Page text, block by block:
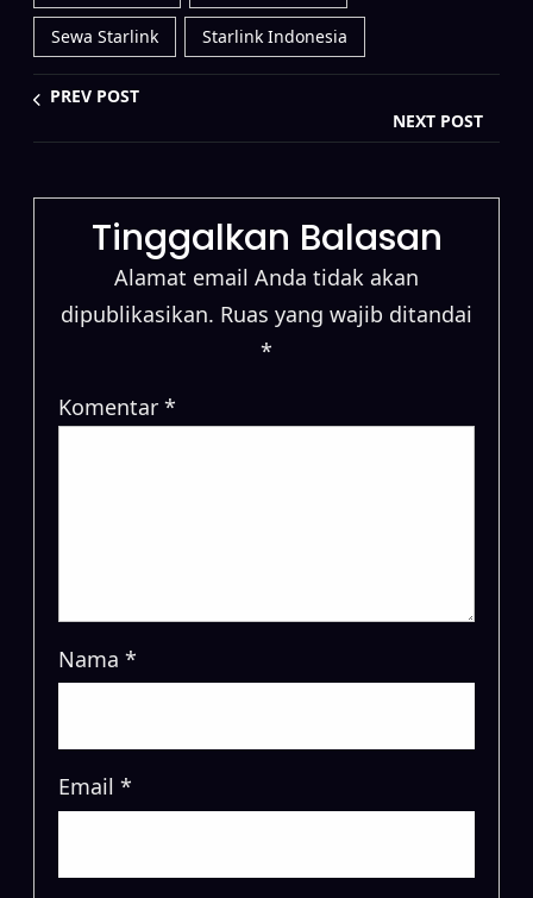
Sewa Starlink Starlink Indonesia
PREV POST
NEXT POST
Tinggalkan Balasan
Alamat email Anda tidak akan
dipublikasikan. Ruas yang wajib ditandai
*
Komentar *
Nama *
Email *